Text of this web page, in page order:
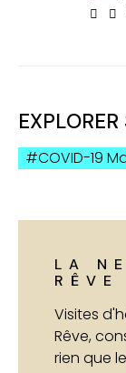
COVID-19
LA
RÊVE
Visites
Rêve,
rien que